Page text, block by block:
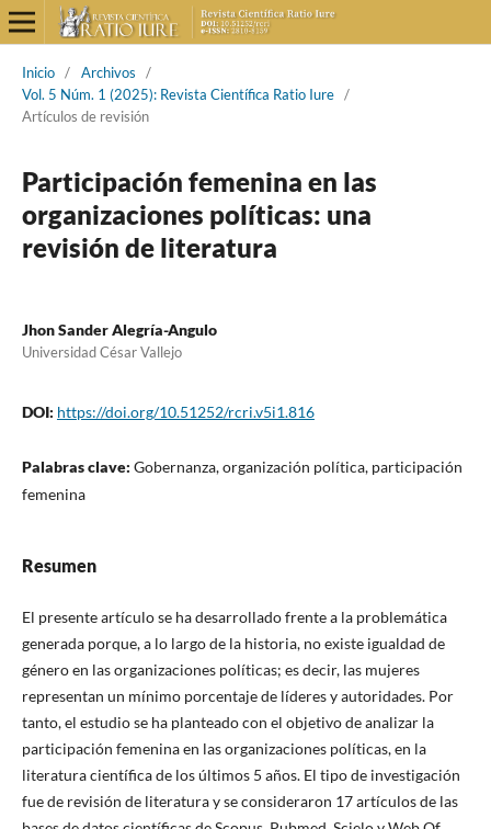
Inicio / Archivos
/
Vol. 5 Núm. 1 (2025): Revista Científica Ratio Iure /
Artículos de revisión
Participación femenina en las
organizaciones políticas: una
revisión de literatura
Jhon Sander Alegría-Angulo
Universidad César Vallejo
DOI: https://doi.org/10.51252/rcri.v5i1.816
Palabras clave: Gobernanza, organización política, participación
femenina
Resumen
El presente artículo se ha desarrollado frente a la problemática
generada porque, a lo largo de la historia, no existe igualdad de
género en las organizaciones políticas; es decir, las mujeres
representan un mínimo porcentaje de líderes y autoridades. Por
tanto, el estudio se ha planteado con el objetivo de analizar la
participación femenina en las organizaciones políticas, en la
literatura científica de los últimos 5 años. El tipo de investigación
fue de revisión de literatura y se consideraron 17 artículos de las